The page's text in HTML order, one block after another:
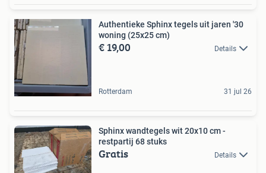
Authentieke Sphinx tegels uit jaren '30
woning (25x25 cm)
€ 19,00 Details
Rotterdam 31 jul 26
Sphinx wandtegels wit 20x10 cm -
restpartij 68 stuks
Gratis Details